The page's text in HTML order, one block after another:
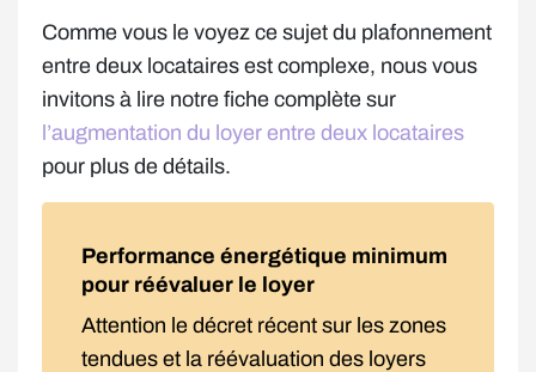
Comme vous le voyez ce sujet du plafonnement
entre deux locataires est complexe, nous vous
invitons à lire notre fiche complète sur
l’augmentation du loyer entre deux locataires
pour plus de détails.
Performance énergétique minimum
pour réévaluer le loyer
Attention le décret récent sur les zones
tendues et la réévaluation des loyers